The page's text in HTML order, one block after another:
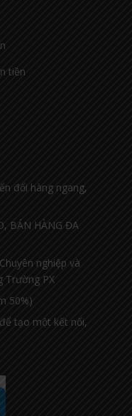
tiền
đổi hàng ngang,
BÁN HÀNG ĐA
nghiệp và
Trường PX
50%)
tạo một kết nối,